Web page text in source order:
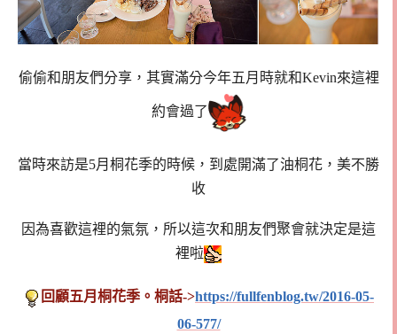
偷偷和朋友們分享，其實滿分今年五月時就和Kevin來這裡
約會過了
當時來訪是5月桐花季的時候，到處開滿了油桐花，美不勝
收
因為喜歡這裡的氣氛，所以這次和朋友們聚會就決定是這
裡啦
回顧五月桐花季。桐話->https://fullfenblog.tw/2016-05-
06-577/